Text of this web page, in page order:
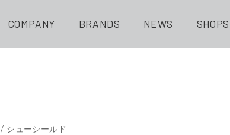
COMPANY BRANDS NEWS SHOPS
/ シューシールド